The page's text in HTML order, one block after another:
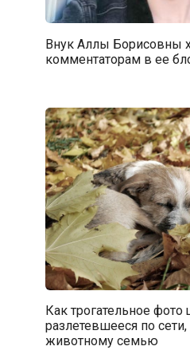
Внук Аллы Борисовны
комментаторам в ее
Как трогательное фото
разлетевшееся по
животному семью